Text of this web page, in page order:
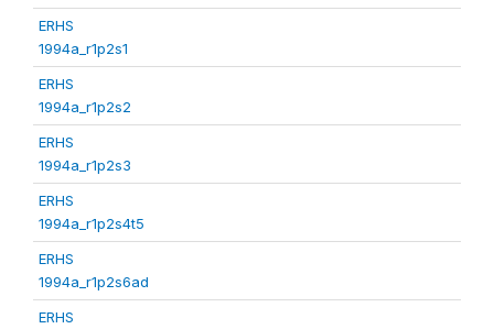
ERHS
1994a_r1p2s1
ERHS
1994a_r1p2s2
ERHS
1994a_r1p2s3
ERHS
1994a_r1p2s4t5
ERHS
1994a_r1p2s6ad
ERHS